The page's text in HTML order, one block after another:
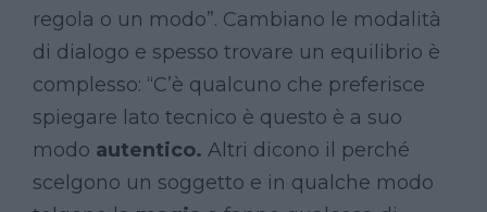
regola o un modo”. Cambiano le modalità
di dialogo e spesso trovare un equilibrio è
complesso: “C’è qualcuno che preferisce
spiegare lato tecnico è questo è a suo
modo autentico. Altri dicono il perché
scelgono un soggetto e in qualche modo